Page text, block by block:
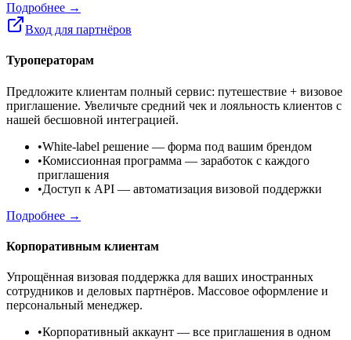
Подробнее →
Вход для партнёров
Туроператорам
Предложите клиентам полный сервис: путешествие + визовое
приглашение. Увеличьте средний чек и лояльность клиентов с
нашей бесшовной интеграцией.
•White-label решение — форма под вашим брендом
•Комиссионная программа — заработок с каждого
приглашения
•Доступ к API — автоматизация визовой поддержки
Подробнее →
Корпоративным клиентам
Упрощённая визовая поддержка для ваших иностранных
сотрудников и деловых партнёров. Массовое оформление и
персональный менеджер.
•Корпоративный аккаунт — все приглашения в одном